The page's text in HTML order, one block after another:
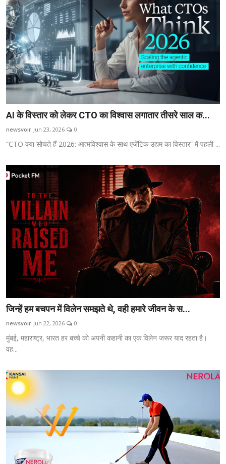
AI के विस्तार को लेकर CTO का विश्वास लगातार तीसरे साल क...
newsvoir Jun 23, 2026 0
“CTO क्या सोचते हैं 2026: आत्मविश्वास के साथ एजेंटिक उद्यम का विस्तार” में पहली ...
जिन्हें हम बचपन में विलेन समझते थे, वही हमारे जीवन के स...
newsvoir Jun 22, 2026 0
मुंबई, महाराष्ट्र, भारत हर बच्चे को अपनी कहानी का एक विलेन जरूर याद रहता है।
वह...